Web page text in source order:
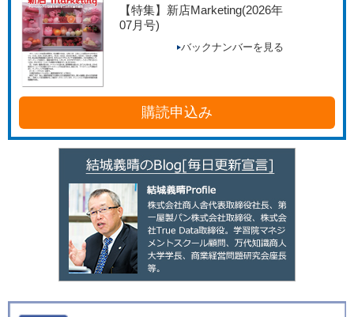
【特集】新店Marketing(2026年
07月号)
バックナンバーを見る
購読申込み